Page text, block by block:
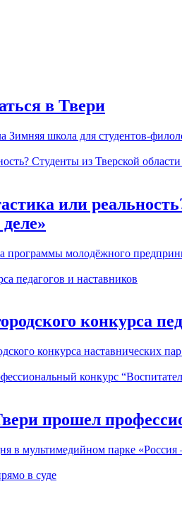
в Твери
Зимняя школа для студентов-
или
программы молодёжного
конкурса
конкурса наставнических пар
прошел
в мультимедийном парке